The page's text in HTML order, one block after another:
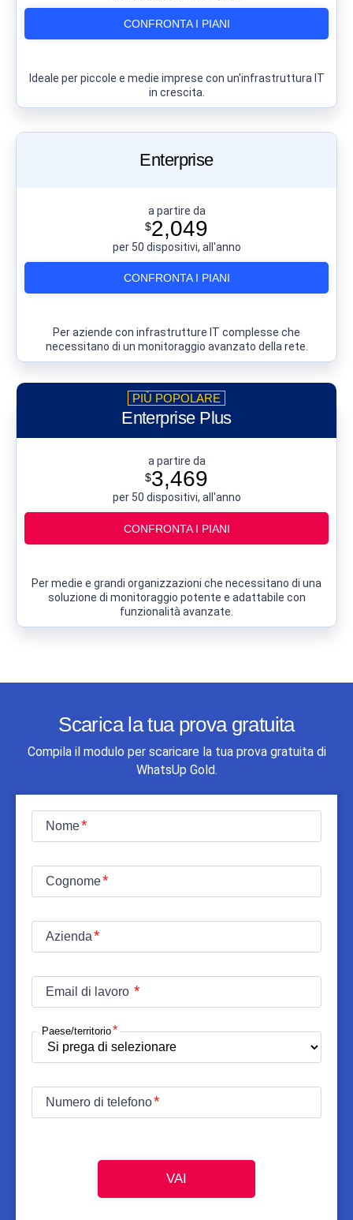
CONFRONTA I PIANI
Ideale per piccole e medie imprese con un'infrastruttura IT
in crescita.
Enterprise
a partire da
$2,049
per 50 dispositivi, all'anno
CONFRONTA I PIANI
Per aziende con infrastrutture IT complesse che
necessitano di un monitoraggio avanzato della rete.
Enterprise Plus
a partire da
$3,469
per 50 dispositivi, all'anno
CONFRONTA I PIANI
Per medie e grandi organizzazioni che necessitano di una
soluzione di monitoraggio potente e adattabile con
funzionalità avanzate.
Scarica la tua prova gratuita
Compila il modulo per scaricare la tua prova gratuita di
WhatsUp Gold.
Nome
Cognome
Azienda
Email di lavoro
Paese/territorio
Numero di telefono
VAI